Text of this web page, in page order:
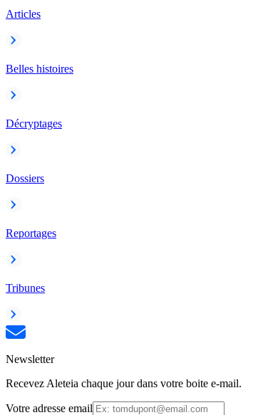
Articles
Belles histoires
Décryptages
Dossiers
Reportages
Tribunes
Newsletter
Recevez Aleteia chaque jour dans votre boite e-mail.
Votre adresse email